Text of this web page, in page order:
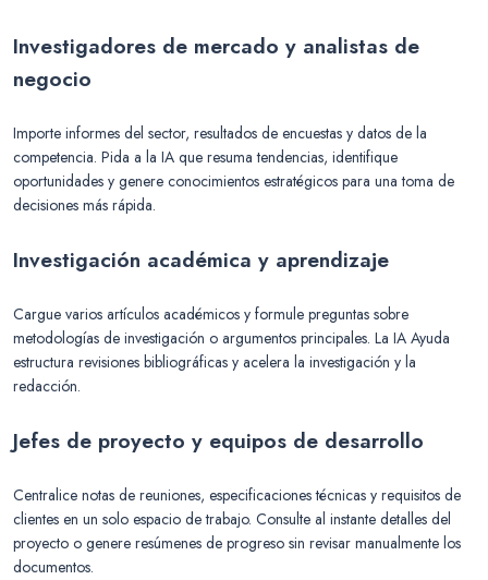
Investigadores de mercado y analistas de
negocio
Importe informes del sector, resultados de encuestas y datos de la
competencia. Pida a la IA que resuma tendencias, identifique
oportunidades y genere conocimientos estratégicos para una toma de
decisiones más rápida.
Investigación académica y aprendizaje
Cargue varios artículos académicos y formule preguntas sobre
metodologías de investigación o argumentos principales. La IA Ayuda
estructura revisiones bibliográficas y acelera la investigación y la
redacción.
Jefes de proyecto y equipos de desarrollo
Centralice notas de reuniones, especificaciones técnicas y requisitos de
clientes en un solo espacio de trabajo. Consulte al instante detalles del
proyecto o genere resúmenes de progreso sin revisar manualmente los
documentos.